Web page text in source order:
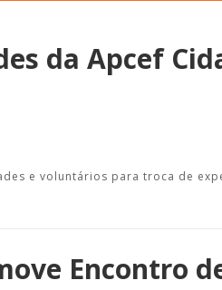
da Apcef
e voluntários para troca de
Encontro